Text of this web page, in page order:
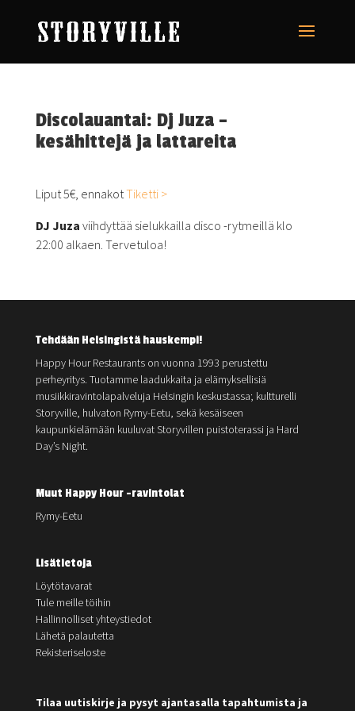
Discolauantai: Dj Juza –
kesähittejä ja lattareita
Liput 5€, ennakotTiketti >
DJ Juza viihdyttää sielukkailla disco -rytmeillä klo
22:00 alkaen. Tervetuloa!
Tehdään Helsingistä hauskempi!
Happy Hour Restaurants on vuonna 1993 perustettu
perheyritys. Tuotamme laadukkaita ja elämyksellisiä
musiikkiravintolapalveluja Helsingin keskustassa; kultturelli
Storyville, hulvaton Rymy-Eetu, sekä kesäiseen
kaupunkielämään kuuluvat Storyvillen puistoterassi ja Hard
Day’s Night.
Muut Happy Hour -ravintolat
Rymy-Eetu
Lisätietoja
Löytötavarat
Tule meille töihin
Hallinnolliset yhteystiedot
Lähetä palautetta
Rekisteriseloste
Tilaa uutiskirje ja pysyt ajantasalla tapahtumista ja